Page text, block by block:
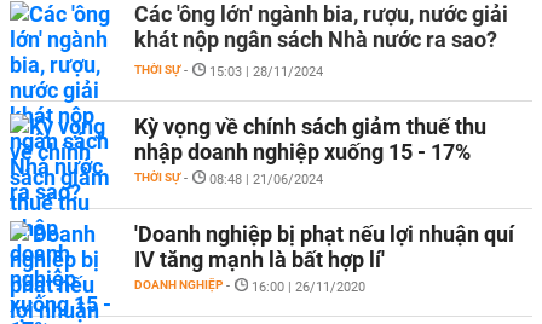
Các 'ông lớn' ngành bia, rượu, nước giải
khát nộp ngân sách Nhà nước ra sao?
THỜI SỰ - 15:03 | 28/11/2024
Kỳ vọng về chính sách giảm thuế thu
nhập doanh nghiệp xuống 15 - 17%
THỜI SỰ - 08:48 | 21/06/2024
'Doanh nghiệp bị phạt nếu lợi nhuận quí
IV tăng mạnh là bất hợp lí'
DOANH NGHIỆP - 16:00 | 26/11/2020